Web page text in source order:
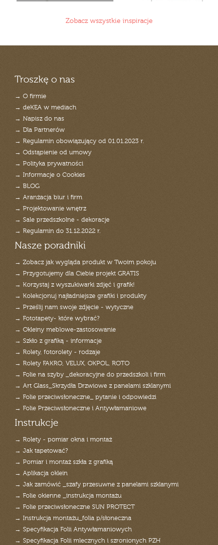
Zobacz wszystkie inspiracje
Troszkę o nas
→ O firmie
→ deKEA w mediach
→ Napisz do nas
→ Dla Partnerów
→ Regulamin obowiązujący od 01.01.2023 r.
→ Odstąpienie od umowy
→ Polityka prywatności
→ Informacje o Cookies
→ BLOG
→ Aranżacja biur i firm
→ Projektowanie wnętrz
→ Sale przedszkolne - dekoracje
→ Regulamin do 31.12.2022 r.
Nasze poradniki
→ Zobacz jak wygląda produkt w Twoim pokoju
→ Przygotujemy dla Ciebie projekt GRATIS
→ Korzystaj z wyszukiwarki zdjęć i grafik!
→ Kolekcjonuj najładniejsze grafiki i produkty
→ Prześlij nam swoje zdjęcie - wytyczne
→ Fototapety- które wybrać?
→ Okleiny meblowe-zastosowanie
→ Szkło z grafiką - informacje
→ Rolety, fotorolety - rodzaje
→ Rolety FAKRO, VELUX, OKPOL, ROTO
→ Folie na szyby _dekoracyjne do przedszkoli i firm
→ Art Glass_Skrzydła Drzwiowe z panelami szklanymi
→ Folie przeciwsłoneczne_ pytanie i odpowiedzi
→ Folie Przeciwsłoneczne i Antywłamaniowe
Instrukcje
→ Rolety - pomiar okna i montaż
→ Jak tapetować?
→ Pomiar i montaż szkła z grafiką
→ Aplikacja oklein
→ Jak zamówić _szafy przesuwne z panelami szklanymi
→ Folie okienne _instrukcja montażu
→ Folie przeciwsłoneczne SUN PROTECT
→ Instrukcja montażu_folia p/słoneczna
→ Specyfikacja Folii Antywłamaniowych
→ Specyfikacja Folii mlecznych i szronionych PZH